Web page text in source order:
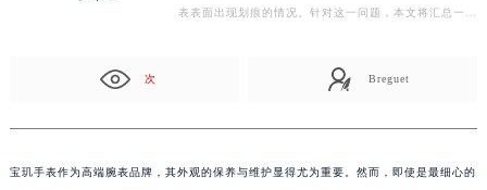
表表面出现划痕的情况。针对这一问题，本文将汇总一
次 Breguet
宝玑手表作为高端腕表品牌，其外观的保养与维护显得尤为重要。然而，即使是最细心的